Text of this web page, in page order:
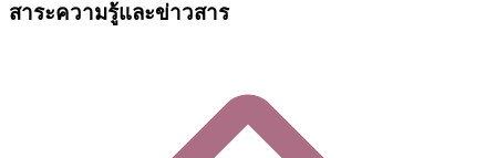
สาระความรู้และข่าวสาร